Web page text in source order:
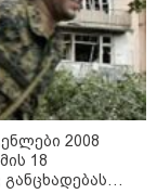
ქვეყნები
2026 წელს
2008
18